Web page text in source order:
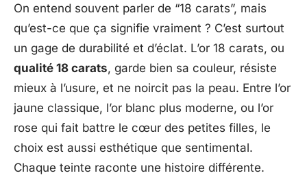
On entend souvent parler de “18 carats”, mais
qu’est-ce que ça signifie vraiment ? C’est surtout
un gage de durabilité et d’éclat. L’or 18 carats, ou
qualité 18 carats, garde bien sa couleur, résiste
mieux à l’usure, et ne noircit pas la peau. Entre l’or
jaune classique, l’or blanc plus moderne, ou l’or
rose qui fait battre le cœur des petites filles, le
choix est aussi esthétique que sentimental.
Chaque teinte raconte une histoire différente.